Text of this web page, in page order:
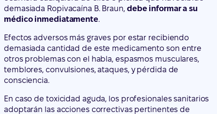
otros problemas con el habla, espasmos musculares,
temblores, convulsiones, ataques, y pérdida de
En caso de toxicidad aguda, los profesionales sanitarios
adoptarán las acciones correctivas pertinentes de
forma inmediata.
Si tiene cualquier otra duda sobre el uso de este
medicamento, pregunte a su médico.